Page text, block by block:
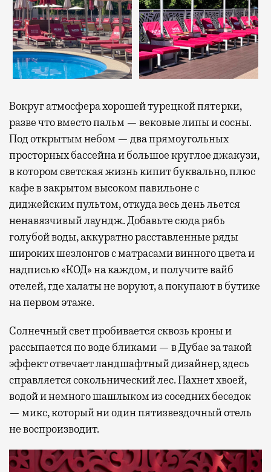
Вокруг атмосфера хорошей турецкой пятерки,
разве что вместо пальм — вековые липы и сосны.
Под открытым небом — два прямоугольных
просторных бассейна и большое круглое джакузи,
в котором светская жизнь кипит буквально, плюс
кафе в закрытом высоком павильоне с
диджейским пультом, откуда весь день льется
ненавязчивый лаундж. Добавьте сюда рябь
голубой воды, аккуратно расставленные ряды
широких шезлонгов с матрасами винного цвета и
надписью «КОД» на каждом, и получите вайб
отелей, где халаты не воруют, а покупают в бутике
на первом этаже.
Солнечный свет пробивается сквозь кроны и
рассыпается по воде бликами — в Дубае за такой
эффект отвечает ландшафтный дизайнер, здесь
справляется сокольнический лес. Пахнет хвоей,
водой и немного шашлыком из соседних беседок
— микс, который ни один пятизвездочный отель
не воспроизводит.